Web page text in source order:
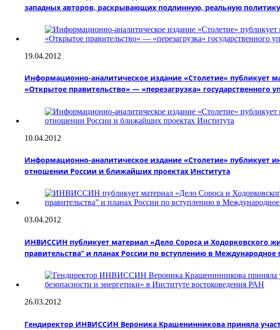
западных авторов, раскрывающих подлинную, реальную
19.04.2012
Информационно-аналитическое издание «Столетие» публикует
«Открытое правительство» — «перезагрузка» государственного
10.04.2012
Информационно-аналитическое издание «Столетие»
отношении России и ближайших проектах Института
03.04.2012
ИНВИССИН публикует материал «Дело Сороса и Ходорковского
правительства” и планах России по вступлению в Международное
26.03.2012
Гендиректор ИНВИССИН Вероника Крашенинникова приняла